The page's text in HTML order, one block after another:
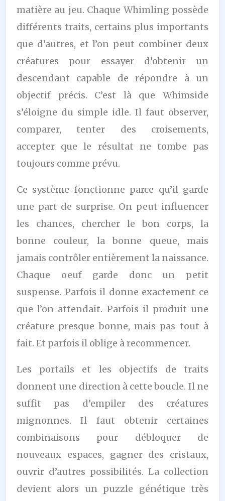
matière au jeu. Chaque Whimling possède
différents traits, certains plus importants
que d’autres, et l’on peut combiner deux
créatures pour essayer d’obtenir un
descendant capable de répondre à un
objectif précis. C’est là que Whimside
s’éloigne du simple idle. Il faut observer,
comparer, tenter des croisements,
accepter que le résultat ne tombe pas
toujours comme prévu.
Ce système fonctionne parce qu’il garde
une part de surprise. On peut influencer
les chances, chercher le bon corps, la
bonne couleur, la bonne queue, mais
jamais contrôler entièrement la naissance.
Chaque oeuf garde donc un petit
suspense. Parfois il donne exactement ce
que l’on attendait. Parfois il produit une
créature presque bonne, mais pas tout à
fait. Et parfois il oblige à recommencer.
Les portails et les objectifs de traits
donnent une direction à cette boucle. Il ne
suffit pas d’empiler des créatures
mignonnes. Il faut obtenir certaines
combinaisons pour débloquer de
nouveaux espaces, gagner des cristaux,
ouvrir d’autres possibilités. La collection
devient alors un puzzle génétique très